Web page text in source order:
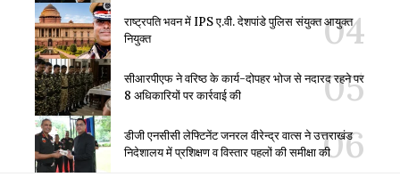
राष्ट्रपति भवन में IPS ए.वी. देशपांडे पुलिस संयुक्त आयुक्त
नियुक्त
सीआरपीएफ ने वरिष्ठ के कार्य-दोपहर भोज से नदारद रहने पर
8 अधिकारियों पर कार्रवाई की
डीजी एनसीसी लेफ्टिनेंट जनरल वीरेन्द्र वात्स ने उत्तराखंड
निदेशालय में प्रशिक्षण व विस्तार पहलों की समीक्षा की